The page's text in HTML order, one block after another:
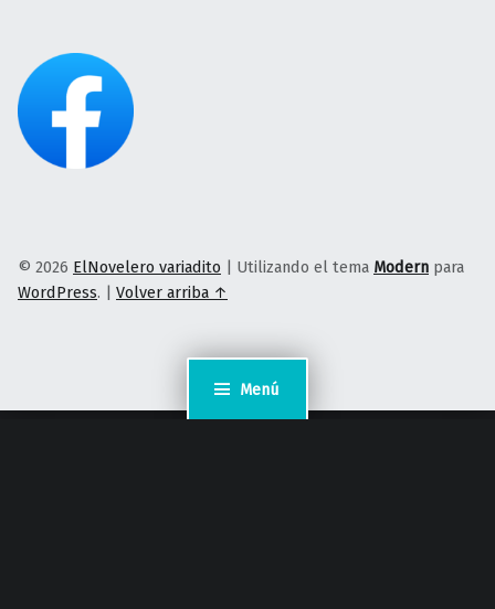
Menú
© 2026 ElNovelero variadito | Utilizando el tema Modern para
WordPress. | Volver arriba ↑